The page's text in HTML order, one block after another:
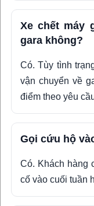
Xe chết máy
gara không?
Có. Tùy tình
vận chuyển về
điểm theo yêu
Gọi cứu hộ
Có. Khách hàng
cố vào cuối tuần